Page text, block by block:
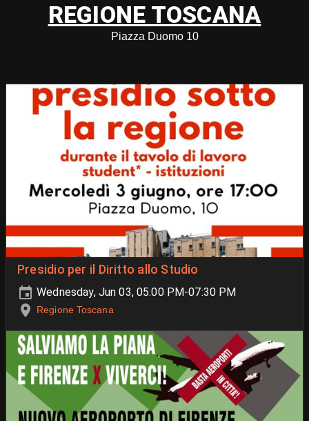
REGIONE TOSCANA
Piazza Duomo 10
Presidio per il Diritto allo Studio
Wednesday, Jun 03, 05:00 PM-07:30 PM
Regione Toscana